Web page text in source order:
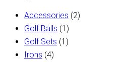
Accessories (2)
Golf Balls (1)
Golf Sets (1)
Irons (4)